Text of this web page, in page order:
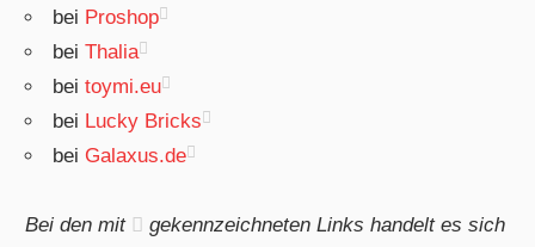
bei Proshop
beiThalia
beitoymi.eu
bei Lucky Bricks
bei Galaxus.de
Bei den mit
gekennzeichneten Links handelt es sich